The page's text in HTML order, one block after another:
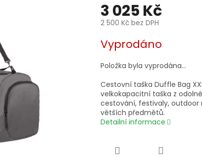
3 025 Kč
2 500 Kč bez DPH
cena:
Vyprodáno
Položka byla vyprodána…
Cestovní taška Duffle Bag
velkokapacitní taška z
cestování, festivaly, outdoor
větších předmětů.
Detailní informace